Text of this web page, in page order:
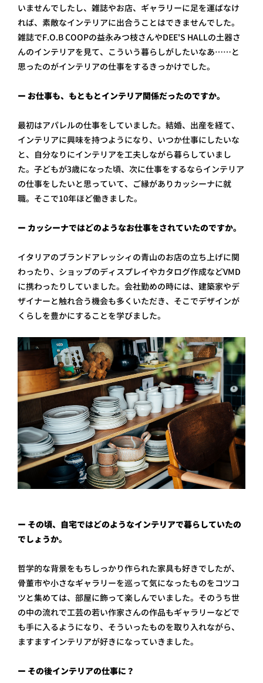
いませんでしたし、雑誌やお店、ギャラリーに足を運ばなけ
れば、素敵なインテリアに出合うことはできませんでした。
雑誌でF.O.B COOPの益永みつ枝さんやDEE'S HALLの土器さ
んのインテリアを見て、こういう暮らしがしたいなあ……と
思ったのがインテリアの仕事をするきっかけでした。
ー お仕事も、もともとインテリア関係だったのですか。
最初はアパレルの仕事をしていました。結婚、出産を経て、
インテリアに興味を持つようになり、いつか仕事にしたいな
と、自分なりにインテリアを工夫しながら暮らしていまし
た。子どもが3歳になった頃、次に仕事をするならインテリア
の仕事をしたいと思っていて、ご縁がありカッシーナに就
職。そこで10年ほど働きました。
ー カッシーナではどのようなお仕事をされていたのですか。
イタリアのブランドアレッシィの青山のお店の立ち上げに関
わったり、ショップのディスプレイやカタログ作成などVMD
に携わったりしていました。会社勤めの時には、建築家やデ
ザイナーと触れ合う機会も多くいただき、そこでデザインが
くらしを豊かにすることを学びました。
ー その頃、自宅ではどのようなインテリアで暮らしていたの
でしょうか。
哲学的な背景をもちしっかり作られた家具も好きでしたが、
骨董市や小さなギャラリーを巡って気になったものをコツコ
ツと集めては、部屋に飾って楽しんでいました。そのうち世
の中の流れで工芸の若い作家さんの作品もギャラリーなどで
も手に入るようになり、そういったものを取り入れながら、
ますますインテリアが好きになっていきました。
ー その後インテリアの仕事に？